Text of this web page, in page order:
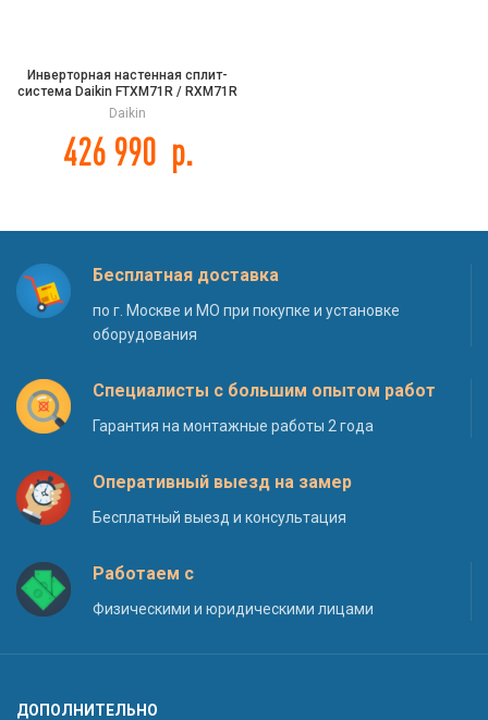
Инверторная настенная сплит-
система Daikin FTXM71R / RXM71R
серии PERFERA
Daikin
426 990 р.
Бесплатная доставка
по г. Москве и МО при покупке и установке
оборудования
Специалисты с большим опытом работ
Гарантия на монтажные работы 2 года
Оперативный выезд на замер
Бесплатный выезд и консультация
Работаем с
Физическими и юридическими лицами
ДОПОЛНИТЕЛЬНО